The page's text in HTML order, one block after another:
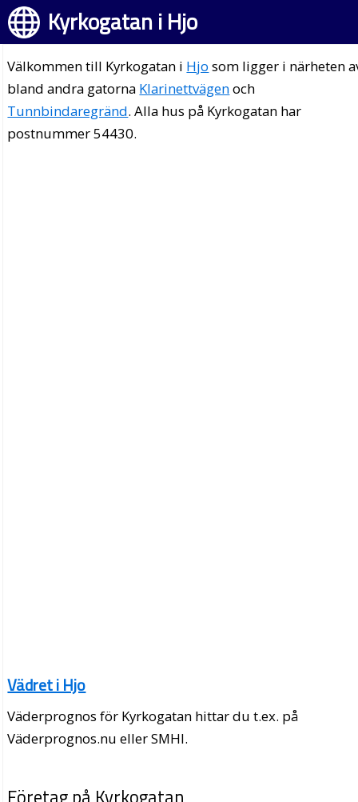
Kyrkogatan i Hjo
Välkommen till Kyrkogatan i Hjo som ligger i närheten
bland andra gatorna Klarinettvägenoch
Tunnbindaregränd. Alla hus på Kyrkogatan har
postnummer 54430.
Vädret i Hjo
Väderprognos för Kyrkogatan hittar du t.ex. på
Väderprognos.nu eller SMHI.